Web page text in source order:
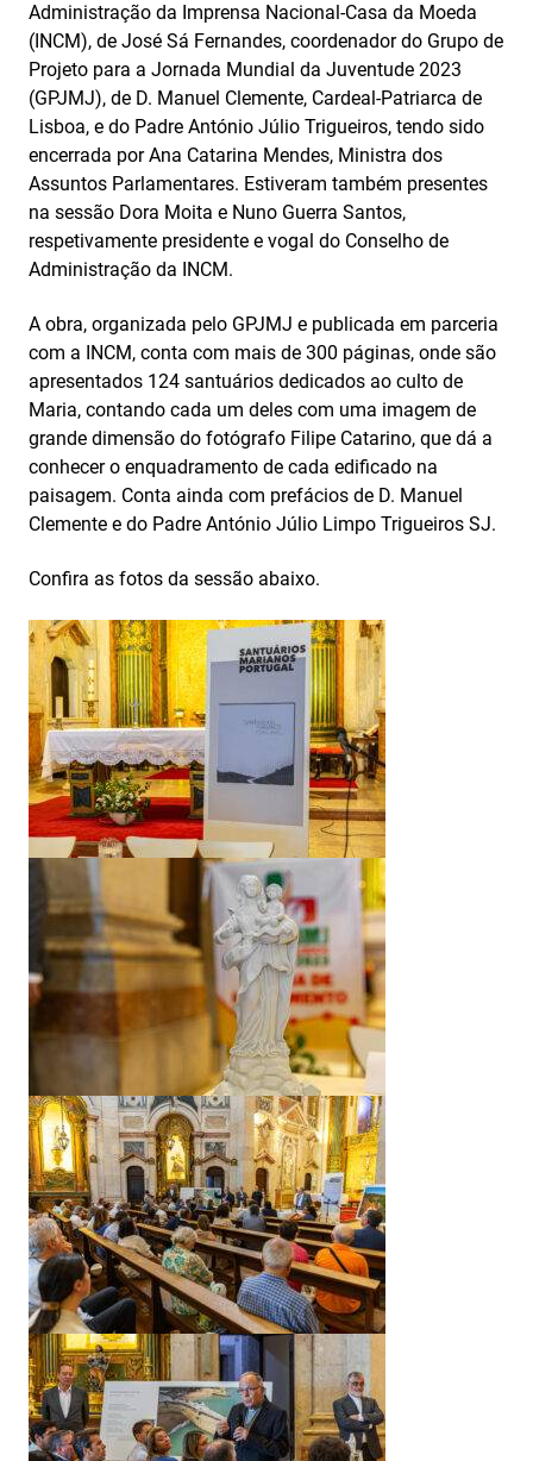
Administração da Imprensa Nacional-Casa da Moeda
(INCM), de José Sá Fernandes, coordenador do Grupo de
Projeto para a Jornada Mundial da Juventude 2023
(GPJMJ), de D. Manuel Clemente, Cardeal-Patriarca de
Lisboa, e do Padre António Júlio Trigueiros, tendo sido
encerrada por Ana Catarina Mendes, Ministra dos
Assuntos Parlamentares. Estiveram também presentes
na sessão Dora Moita e Nuno Guerra Santos,
respetivamente presidente e vogal do Conselho de
Administração da INCM.
A obra, organizada pelo GPJMJ e publicada em parceria
com a INCM, conta com mais de 300 páginas, onde são
apresentados 124 santuários dedicados ao culto de
Maria, contando cada um deles com uma imagem de
grande dimensão do fotógrafo Filipe Catarino, que dá a
conhecer o enquadramento de cada edificado na
paisagem. Conta ainda com prefácios de D. Manuel
Clemente e do Padre António Júlio Limpo Trigueiros SJ.
Confira as fotos da sessão abaixo.